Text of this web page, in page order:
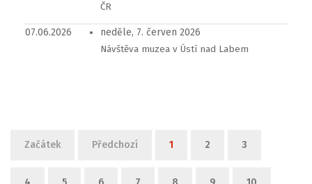
ČR
07.06.2026 neděle, 7. červen 2026
Návštěva muzea v Ústí nad Labem
Začátek Předchozí 1 2 3